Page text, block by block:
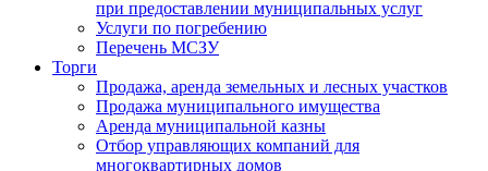
при предоставлении муниципальных услуг
Услуги по погребению
Перечень МСЗУ
Торги
Продажа, аренда земельных и лесных участков
Продажа муниципального имущества
Аренда муниципальной казны
Отбор управляющих компаний для
многоквартирных домов